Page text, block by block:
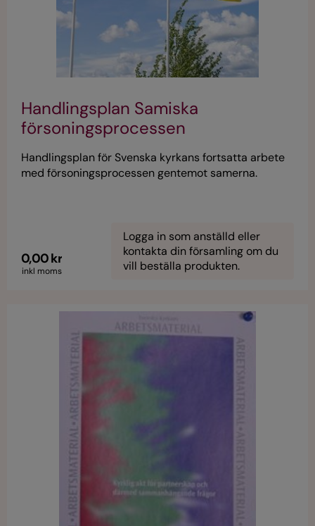
Handlingsplan Samiska
försoningsprocessen
Handlingsplan för Svenska kyrkans fortsatta arbete
med försoningsprocessen gentemot samerna.
0,00 kr
inkl moms
Logga in som anställd eller
kontakta din församling om du
vill beställa produkten.